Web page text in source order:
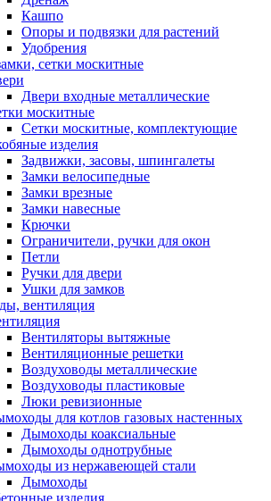
Кашпо
Опоры и подвязки для растений
Удобрения
сетки москитные
Двери входные металлические
москитные
Сетки москитные, комплектующие
изделия
Задвижки, засовы, шпингалеты
Замки велосипедные
Замки врезные
Замки навесные
Крючки
Ограничители, ручки для окон
Петли
Ручки для двери
Ушки для замков
вентиляция
Вентиляторы вытяжные
Вентиляционные решетки
Воздуховоды металлические
Воздуховоды пластиковые
Люки ревизионные
для котлов газовых настенных
Дымоходы коаксиальные
Дымоходы однотрубные
из нержавеющей стали
Дымоходы
изделия